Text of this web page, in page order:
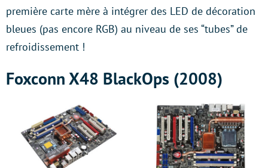
première carte mère à intégrer des LED de décoration
bleues (pas encore RGB) au niveau de ses “tubes” de
refroidissement !
Foxconn X48 BlackOps (2008)